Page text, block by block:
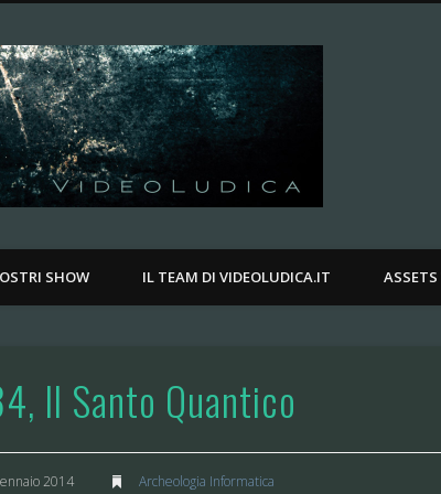
SHOW IL TEAM DI VIDEOLUDICA.IT
Il Santo Quantico
2014 Archeologia Informatica